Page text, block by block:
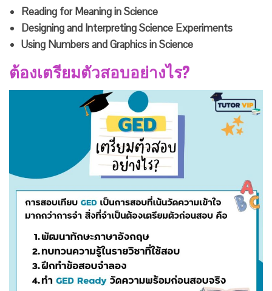
Reading for Meaning in Science
Designing and Interpreting Science Experiments
Using Numbers and Graphics in Science
ต้องเตรียมตัวสอบอย่างไร?